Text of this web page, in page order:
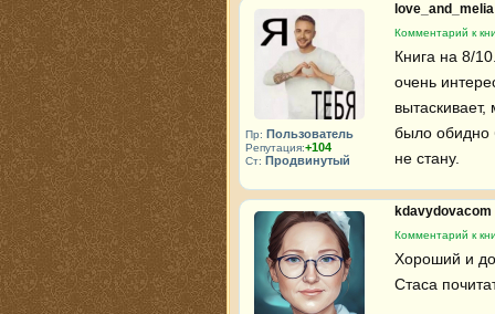
Пр: Пользователь
Репутация:+104
Ст: Продвинутый
Комментарий к
Книга на 8/
очень
было обидно
не стану.
kdavydovacom
Комментарий к
Хороший и
Стаса